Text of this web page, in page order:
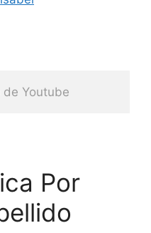
Youtube
Por